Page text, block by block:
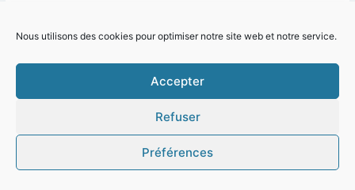
Nous utilisons des cookies pour optimiser notre site web et notre service.
Accepter
Refuser
Préférences
des professionnels de l’ONEST a donc rédigé une demande
des réponses précises et circonstanciées concernant cette
Demande
Lire la suite »